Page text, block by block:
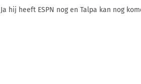
Ja hij heeft ESPN nog en Talpa kan nog